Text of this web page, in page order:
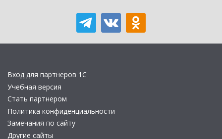
Вход для партнеров 1С
Учебная версия
Стать партнером
Политика конфиденциальности
Замечания по сайту
Другие сайты